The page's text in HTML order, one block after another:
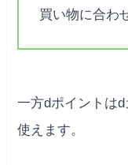
買い物に合わ
一方dポイントは
使えます。